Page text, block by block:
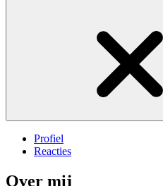
Profiel
Reacties
Over mij